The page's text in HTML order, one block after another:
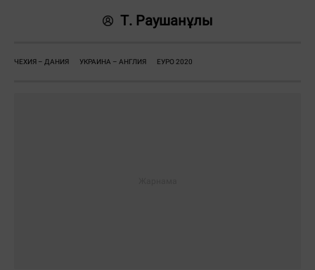
Т. Раушанұлы
ЧЕХИЯ – ДАНИЯ УКРАИНА – АНГЛИЯ ЕУРО 2020